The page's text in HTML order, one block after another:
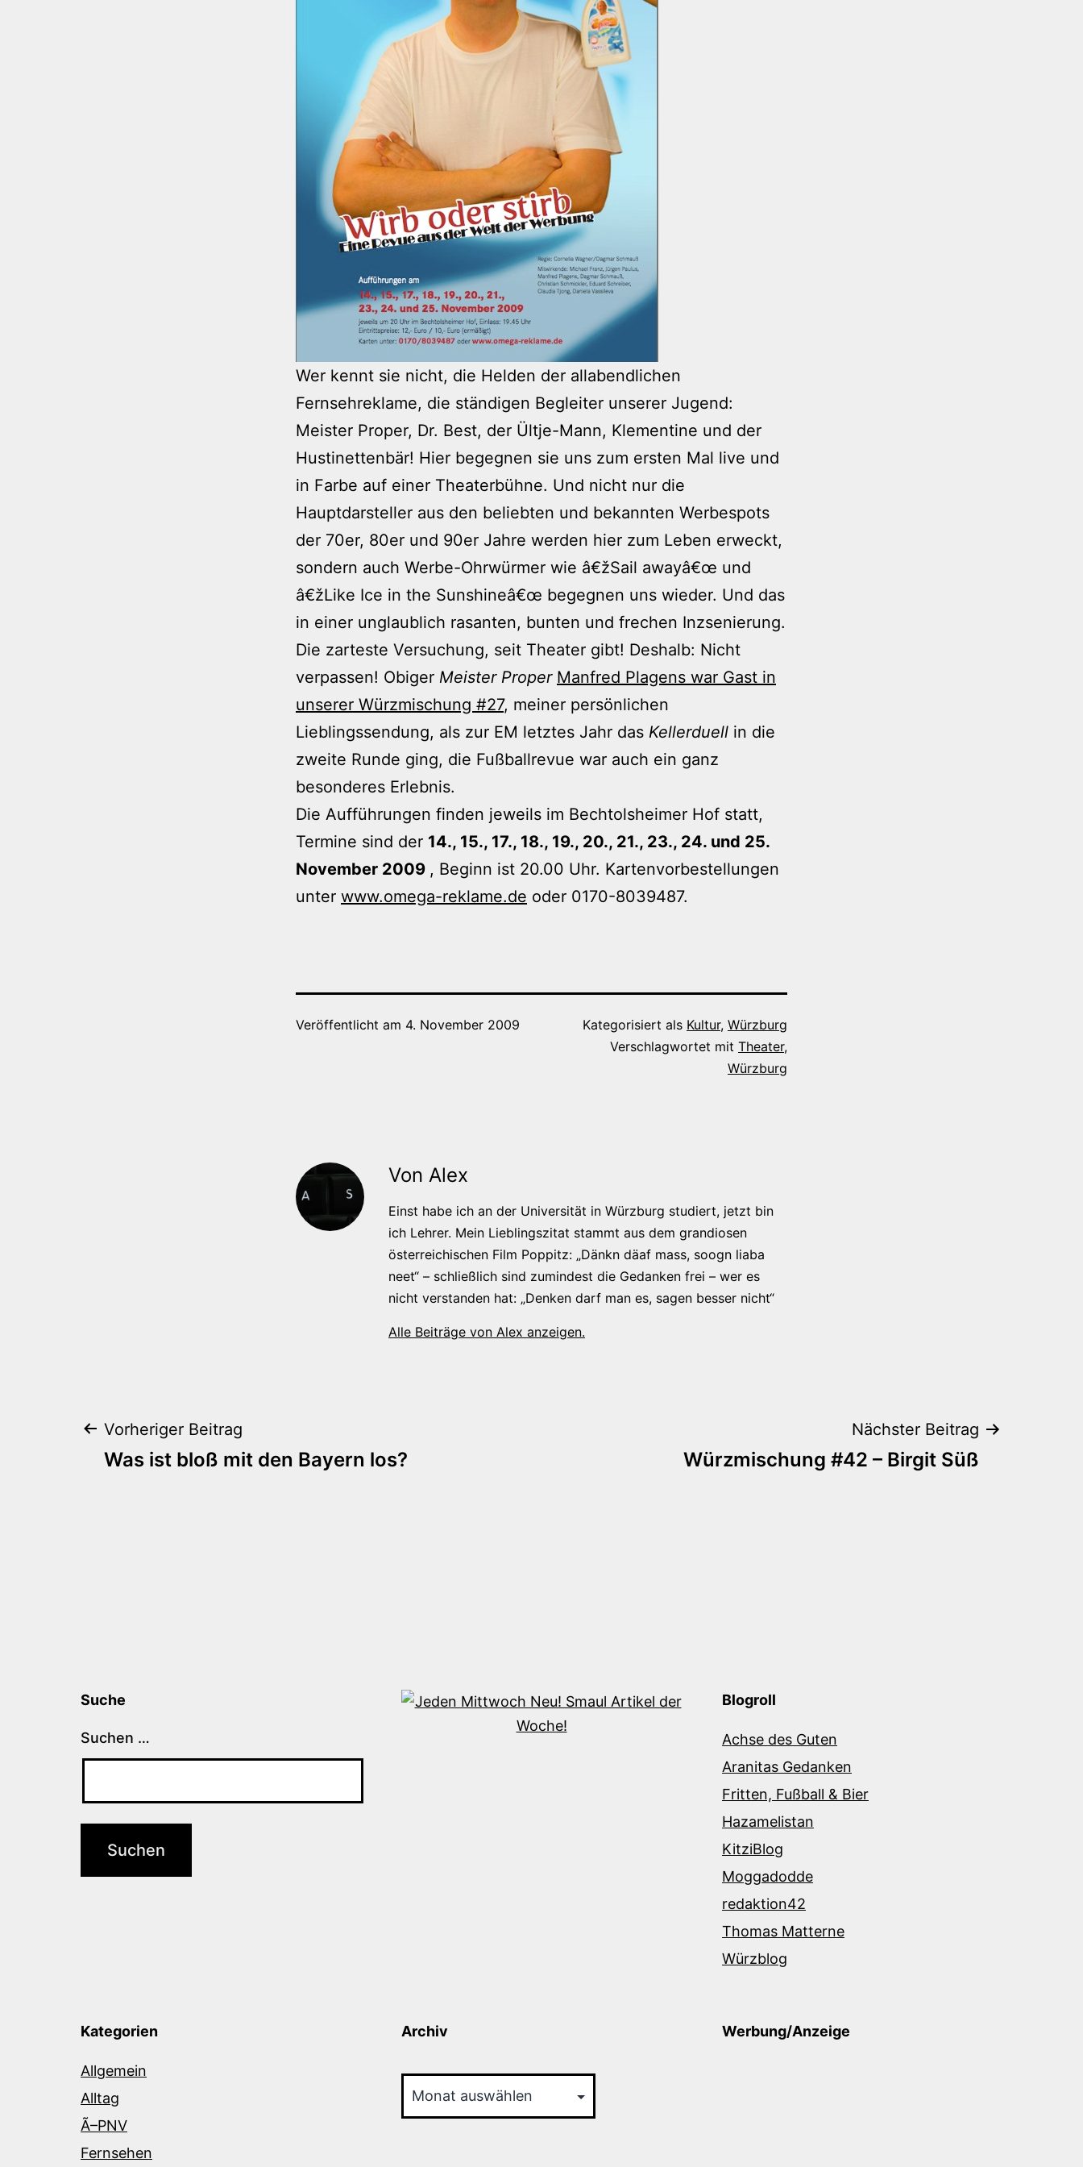
Wer kennt sie nicht, die Helden der allabendlichen
Fernsehreklame, die ständigen Begleiter unserer Jugend:
Meister Proper, Dr. Best, der Ültje-Mann, Klementine und der
Hustinettenbär! Hier begegnen sie uns zum ersten Mal live und
in Farbe auf einer Theaterbühne. Und nicht nur die
Hauptdarsteller aus den beliebten und bekannten Werbespots
der 70er, 80er und 90er Jahre werden hier zum Leben erweckt,
sondern auch Werbe-Ohrwürmer wie â€žSail awayâ€œ und
â€žLike Ice in the Sunshineâ€œ begegnen uns wieder. Und das
in einer unglaublich rasanten, bunten und frechen Inzsenierung.
Die zarteste Versuchung, seit Theater gibt! Deshalb: Nicht
verpassen! Obiger Meister Proper Manfred Plagens war Gast in
unserer Würzmischung #27, meiner persönlichen
Lieblingssendung, als zur EM letztes Jahr das Kellerduell in die
zweite Runde ging, die Fußballrevue war auch ein ganz
besonderes Erlebnis.
Die Aufführungen finden jeweils im Bechtolsheimer Hof statt,
Termine sind der 14., 15., 17., 18., 19., 20., 21., 23., 24. und 25.
November 2009 , Beginn ist 20.00 Uhr. Kartenvorbestellungen
unter www.omega-reklame.de oder 0170-8039487.
Veröffentlicht am 4. November 2009 Kategorisiert als Kultur, Würzburg
Verschlagwortet mit Theater,
Würzburg
Von Alex
Einst habe ich an der Universität in Würzburg studiert, jetzt bin
ich Lehrer. Mein Lieblingszitat stammt aus dem grandiosen
österreichischen Film Poppitz: „Dänkn däaf mass, soogn liaba
neet“ – schließlich sind zumindest die Gedanken frei – wer es
nicht verstanden hat: „Denken darf man es, sagen besser nicht“
Alle Beiträge von Alex anzeigen.
Beitragsnavigation
Vorheriger Beitrag
Was ist bloß mit den Bayern los?
Nächster Beitrag
Würzmischung #42 – Birgit Süß
Suche
Suchen …
Blogroll
Achse des Guten
Aranitas Gedanken
Fritten, Fußball & Bier
Hazamelistan
KitziBlog
Moggadodde
redaktion42
Thomas Matterne
Würzblog
Kategorien
Allgemein
Alltag
Ã–PNV
Fernsehen
Archiv Werbung/Anzeige